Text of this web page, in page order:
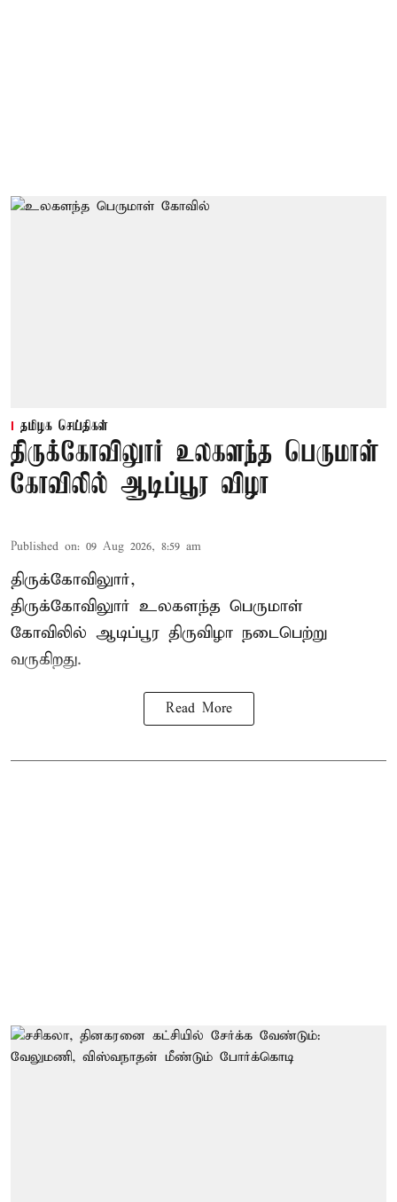
தமிழக செய்திகள்
திருக்கோவிலுார் உலகளந்த பெருமாள்
கோவிலில் ஆடிப்பூர விழா
Published on: 09 Aug 2026, 8:59 am
திருக்கோவிலுார்,
திருக்கோவிலுார் உலகளந்த பெருமாள்
கோவிலில் ஆடிப்பூர திருவிழா நடைபெற்று
வருகிறது.
Read More